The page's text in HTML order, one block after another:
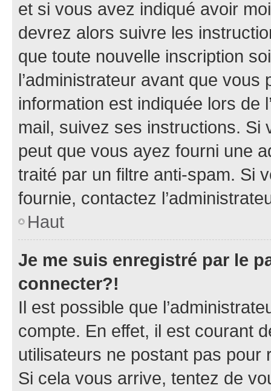
et si vous avez indiqué avoir
devrez alors suivre les
que toute nouvelle inscription
l’administrateur avant que
information est indiquée lors de
mail, suivez ses instructions. Si
peut que vous ayez fourni une
traité par un filtre anti-spam. Si
fournie, contactez
Haut
Je me suis enregistré par le
connecter?!
Il est possible que
compte. En effet, il est courant
utilisateurs ne postant pas pour
Si cela vous arrive, tentez de